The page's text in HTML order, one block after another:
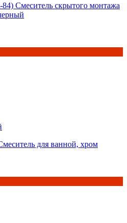
Смеситель скрытого монтажа
для ванной, хром